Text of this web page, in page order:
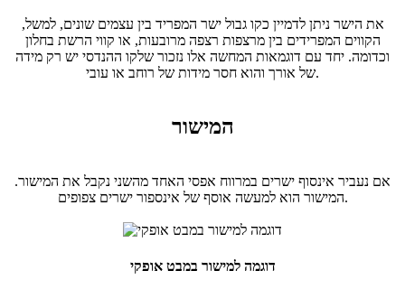
את הישר ניתן לדמיין כקו גבול ישר המפריד בין עצמים שונים, למשל,
הקווים המפרידים בין מרצפות רצפה מרובעות, או קווי הרשת בחלון
וכדומה. יחד עם דוגמאות המחשה אלו נזכור שלקו ההנדסי יש רק מידה
של אורך והוא חסר מידות של רוחב או עובי.
המישור
אם נעביר אינסוף ישרים במרווח אפסי האחד מהשני נקבל את המישור.
המישור הוא למעשה אוסף של אינספור ישרים צפופים.
דוגמה למישור במבט אופקי